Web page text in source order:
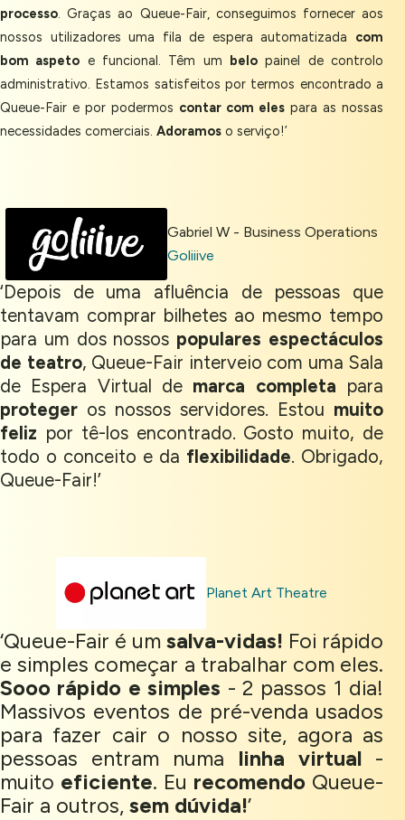
processo. Graças ao Queue-Fair, conseguimos fornecer aos
nossos utilizadores uma fila de espera automatizada com
bom aspeto e funcional. Têm um belo painel de controlo
administrativo. Estamos satisfeitos por termos encontrado a
Queue-Fair e por podermos contar com eles para as nossas
necessidades comerciais. Adoramos o serviço!’
Gabriel W - Business Operations
Goliiive
‘Depois de uma afluência de pessoas que
tentavam comprar bilhetes ao mesmo tempo
para um dos nossos populares espectáculos
de teatro, Queue-Fair interveio com uma Sala
de Espera Virtual de marca completa para
proteger os nossos servidores. Estou muito
feliz por tê-los encontrado. Gosto muito, de
todo o conceito e da flexibilidade. Obrigado,
Queue-Fair!’
Planet Art Theatre
‘Queue-Fair é um salva-vidas! Foi rápido
e simples começar a trabalhar com eles.
Sooo rápido e simples - 2 passos 1 dia!
Massivos eventos de pré-venda usados
para fazer cair o nosso site, agora as
pessoas entram numa linha virtual-
muito eficiente. Eu recomendo Queue-
Fair a outros, sem dúvida!’
Cookies & Privacy
Queue-Fair.com uses cookies to provide content
categories individually.
Settings
Accept